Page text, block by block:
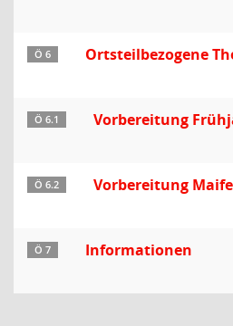
Ö 6 Ortsteilbezogene
Ö 6.1 Vorbereitung
Ö 6.2 Vorbereitung
Ö 7 Informationen